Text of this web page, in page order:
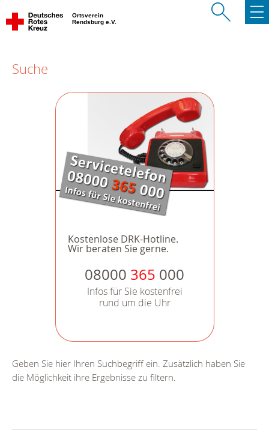
Ortsverein
Rendsburg e.V.
Suche
Kostenlose DRK-Hotline.
Wir beraten Sie gerne.
08000 365 000
Infos für Sie kostenfrei
rund um die Uhr
Geben Sie hier Ihren Suchbegriff ein. Zusätzlich haben Sie
die Möglichkeit ihre Ergebnisse zu filtern.